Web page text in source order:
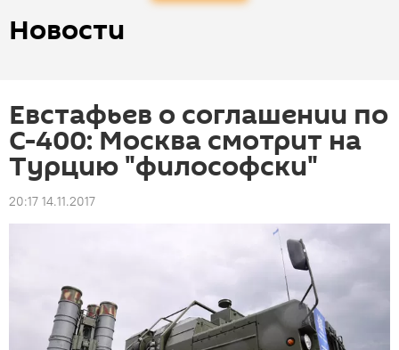
Новости
Евстафьев о соглашении по
С-400: Москва смотрит на
Турцию "философски"
20:17 14.11.2017